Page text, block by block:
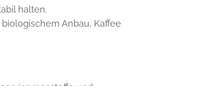
halten.
Anbau, Kaffee